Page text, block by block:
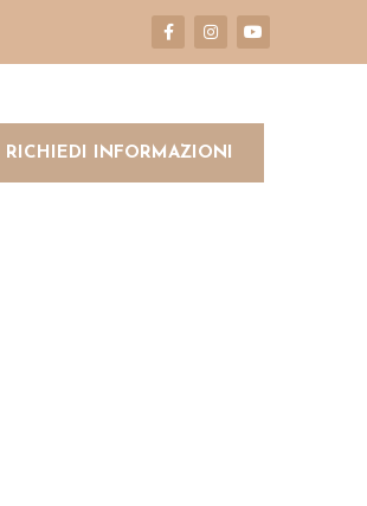
RICHIEDI INFORMAZIONI